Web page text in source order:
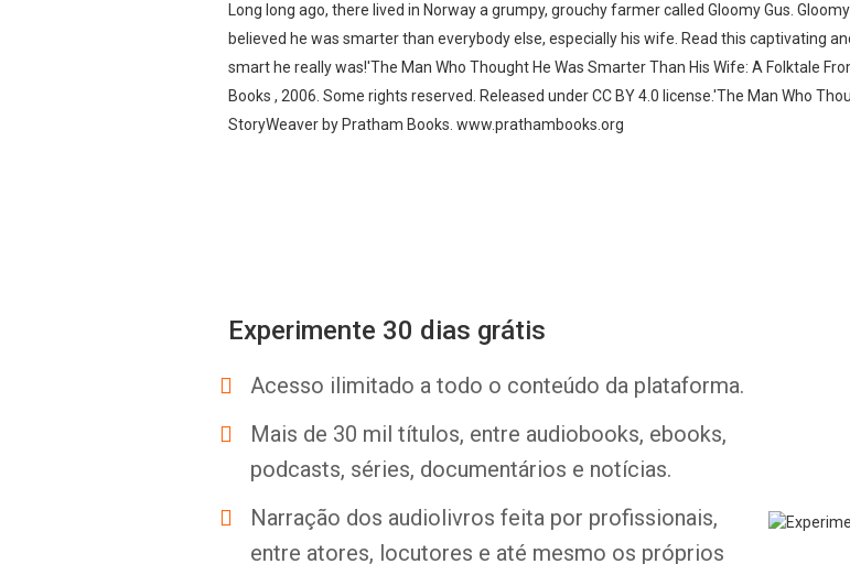
Long long ago, there lived in Norway a grumpy, grouchy farmer called Gloomy Gus.
believed he was smarter than everybody else, especially his wife. Read this captivating
smart he really was!'The Man Who Thought He Was Smarter Than His Wife: A Folktale
Books , 2006. Some rights reserved. Released under CC BY 4.0 license.'The Man Who
StoryWeaver by Pratham Books. www.prathambooks.org
Experimente 30 dias grátis
Acesso ilimitado a todo o conteúdo da plataforma.
Mais de 30 mil títulos, entre audiobooks, ebooks,
podcasts, séries, documentários e notícias.
Narração dos audiolivros feita por profissionais,
entre atores, locutores e até mesmo os próprios